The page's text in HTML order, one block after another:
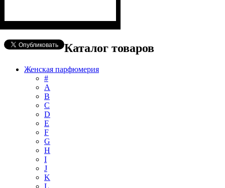
Каталог товаров
Женская парфюмерия
#
А
B
C
D
E
F
G
H
I
J
K
L